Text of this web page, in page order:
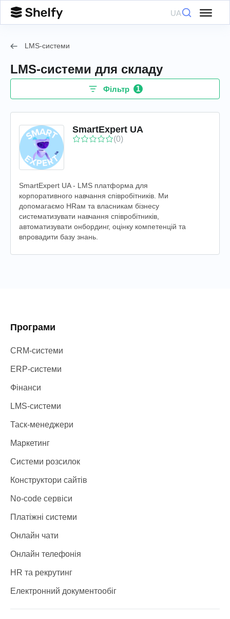
UA
LMS-системи
LMS-системи для складу
Фільтр 1
SmartExpert UA
(0)
SmartExpert UA - LMS платформа для
корпоративного навчання співробітників. Ми
допомагаємо HRам та власникам бізнесу
систематизувати навчання співробітників,
автоматизувати онбординг, оцінку компетенцій та
впровадити базу знань.
Програми
CRM-системи
ERP-системи
Фінанси
LMS-системи
Таск-менеджери
Маркетинг
Системи розсилок
Конструктори сайтів
No-code сервіси
Платіжні системи
Онлайн чати
Онлайн телефонія
HR та рекрутинг
Електронний документообіг